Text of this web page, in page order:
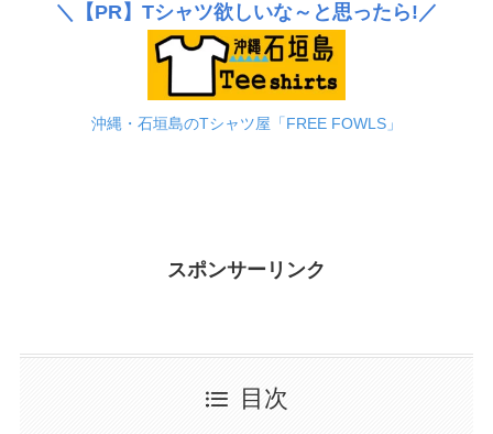
＼ 【PR】 Tシャツ欲しいな～と思ったら!／
沖縄・石垣島のTシャツ屋「FREE FOWLS」
スポンサーリンク
目次